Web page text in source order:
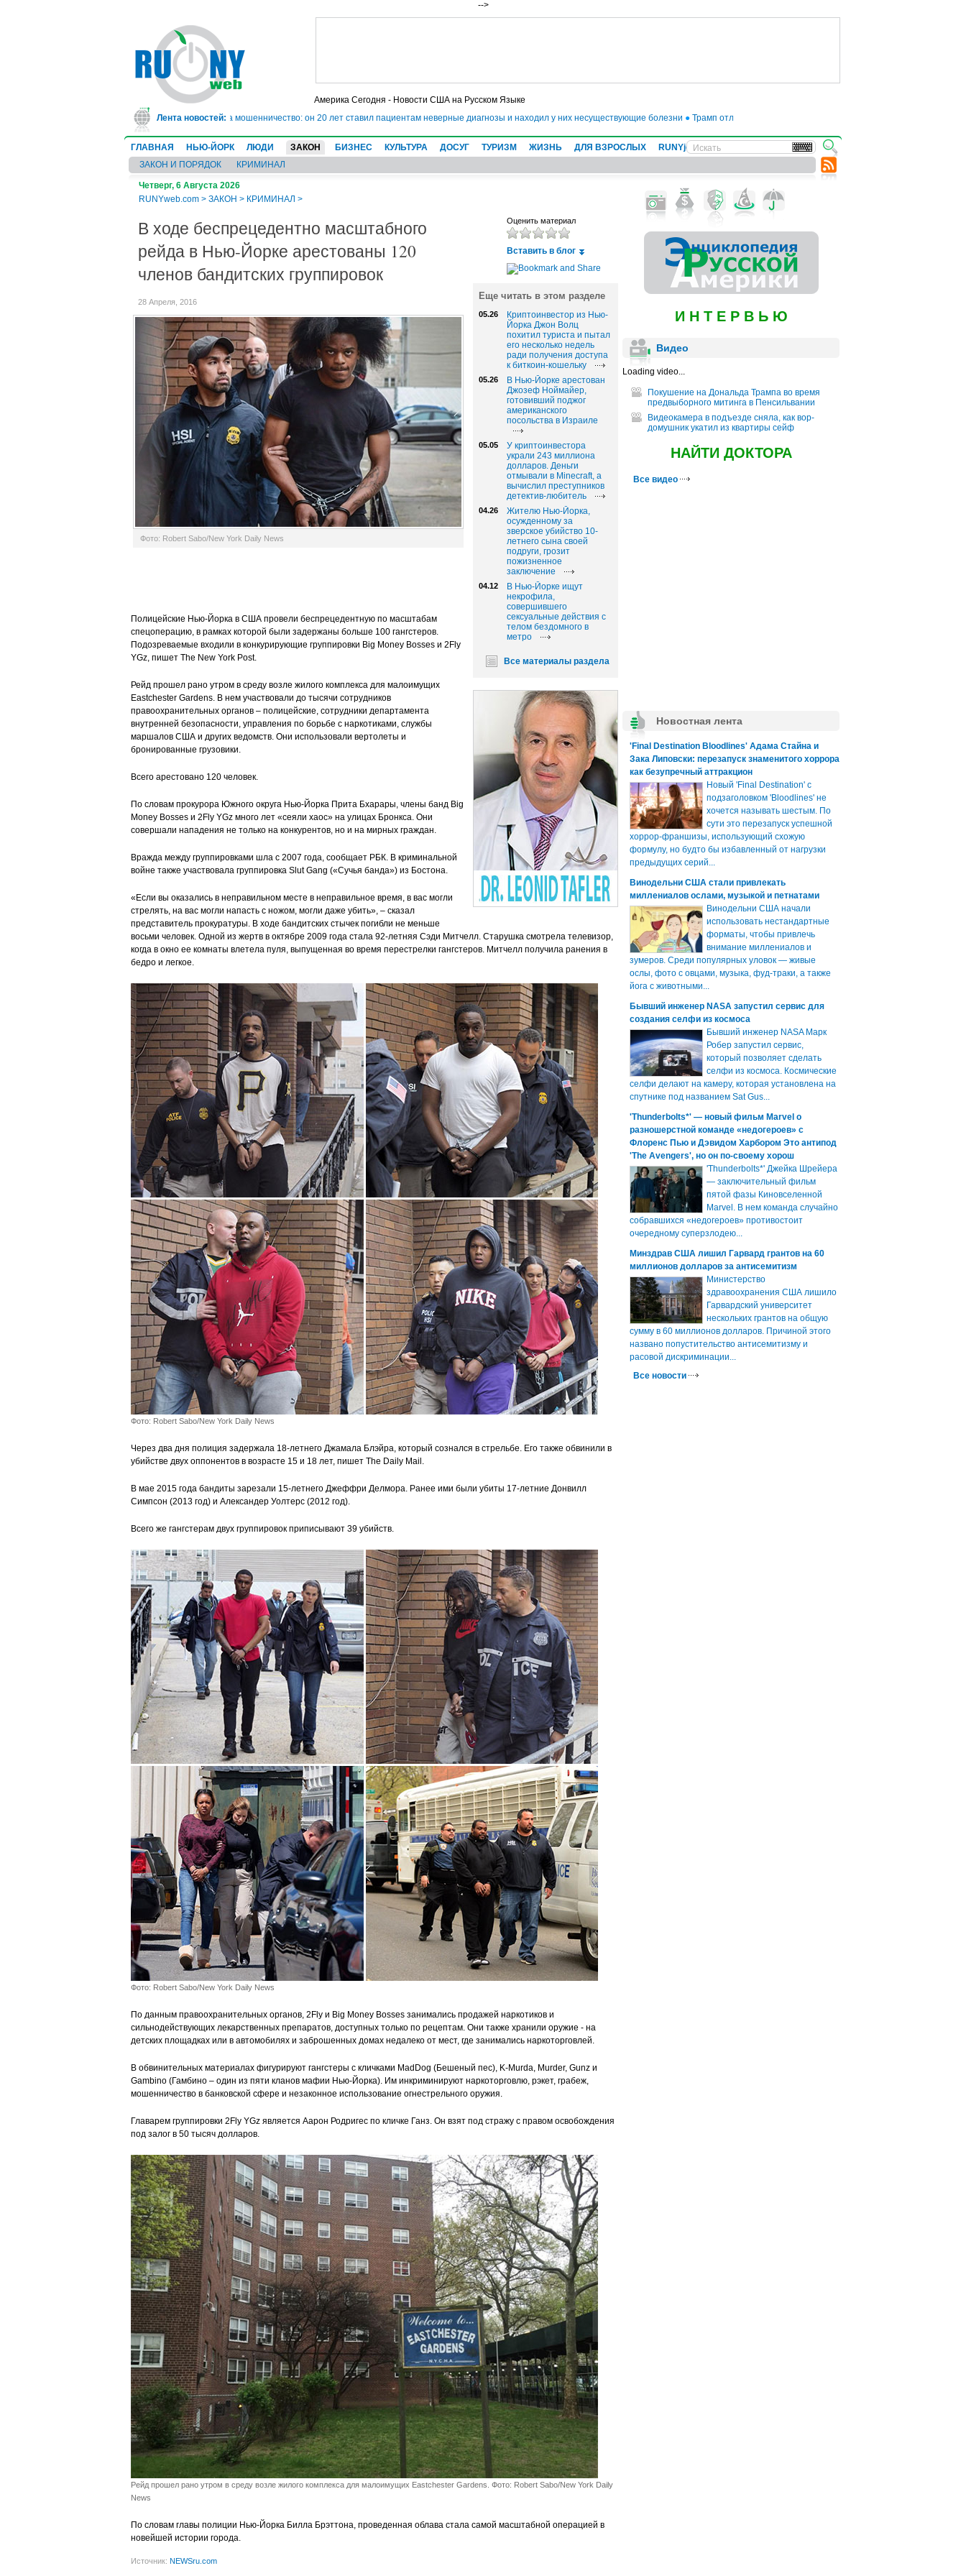
-->
Америка Сегодня - Новости США на Русском Языке
Лента новостей:
врач-ревматолог сядет в тюрьму на 10 лет за мошенничество: он 20 лет ставил пациентам неверные диагнозы и находил у них несуществующие болезни● Трамп отложил введение 50-процентных пошлин на товары из ЕС до
ГЛАВНАЯ НЬЮ-ЙОРК ЛЮДИ ЗАКОН БИЗНЕС КУЛЬТУРА ДОСУГ ТУРИЗМ ЖИЗНЬ ДЛЯ ВЗРОСЛЫХ RUNYjews
ВЕСТИ ИЗ УКРАИНЫ
ЗАКОН И ПОРЯДОК
КРИМИНАЛ
Четверг, 6 Августа 2026
RUNYweb.com > ЗАКОН > КРИМИНАЛ >
Оценить материал
Вставить в блог
Еще читать в этом разделе
05.26
Криптоинвестор из Нью-
Йорка Джон Волц
похитил туриста и пытал
его несколько недель
ради получения доступа
к биткоин-кошельку
05.26
В Нью-Йорке арестован
Джозеф Ноймайер,
готовивший поджог
американского
посольства в Израиле
05.05
У криптоинвестора
украли 243 миллиона
долларов. Деньги
отмывали в Minecraft, а
вычислил преступников
детектив-любитель
04.26
Жителю Нью-Йорка,
осужденному за
зверское убийство 10-
летнего сына своей
подруги, грозит
пожизненное
заключение
04.12
В Нью-Йорке ищут
некрофила,
совершившего
сексуальные действия с
телом бездомного в
метро
Все материалы раздела
В ходе беспрецедентно масштабного
рейда в Нью-Йорке арестованы 120
членов бандитских группировок
28 Апреля, 2016
Фото: Robert Sabo/New York Daily News
Полицейские Нью-Йорка в США провели беспрецедентную по масштабам
спецоперацию, в рамках которой были задержаны больше 100 гангстеров.
Подозреваемые входили в конкурирующие группировки Big Money Bosses и 2Fly
YGz, пишет The New York Post.
Рейд прошел рано утром в среду возле жилого комплекса для малоимущих
Eastchester Gardens. В нем участвовали до тысячи сотрудников
правоохранительных органов – полицейские, сотрудники департамента
внутренней безопасности, управления по борьбе с наркотиками, службы
маршалов США и других ведомств. Они использовали вертолеты и
бронированные грузовики.
Всего арестовано 120 человек.
По словам прокурора Южного округа Нью-Йорка Прита Бхарары, члены банд Big
Money Bosses и 2Fly YGz много лет «сеяли хаос» на улицах Бронкса. Они
совершали нападения не только на конкурентов, но и на мирных граждан.
Вражда между группировками шла с 2007 года, сообщает РБК. В криминальной
войне также участвовала группировка Slut Gang («Сучья банда») из Бостона.
«Если вы оказались в неправильном месте в неправильное время, в вас могли
стрелять, на вас могли напасть с ножом, могли даже убить», – сказал
представитель прокуратуры. В ходе бандитских стычек погибли не меньше
восьми человек. Одной из жертв в октябре 2009 года стала 92-летняя Сэди Митчелл. Старушка смотрела телевизор,
когда в окно ее комнаты влетела пуля, выпущенная во время перестрелки гангстеров. Митчелл получила ранения в
бедро и легкое.
Фото: Robert Sabo/New York Daily News
Через два дня полиция задержала 18-летнего Джамала Блэйра, который сознался в стрельбе. Его также обвинили в
убийстве двух оппонентов в возрасте 15 и 18 лет, пишет The Daily Mail.
В мае 2015 года бандиты зарезали 15-летнего Джеффри Делмора. Ранее ими были убиты 17-летние Донвилл
Симпсон (2013 год) и Александер Уолтерс (2012 год).
Всего же гангстерам двух группировок приписывают 39 убийств.
Фото: Robert Sabo/New York Daily News
По данным правоохранительных органов, 2Fly и Big Money Bosses занимались продажей наркотиков и
сильнодействующих лекарственных препаратов, доступных только по рецептам. Они также хранили оружие - на
детских площадках или в автомобилях и заброшенных домах недалеко от мест, где занимались наркоторговлей.
В обвинительных материалах фигурируют гангстеры с кличками MadDog (Бешеный пес), K-Murda, Murder, Gunz и
Gambino (Гамбино – один из пяти кланов мафии Нью-Йорка). Им инкриминируют наркоторговлю, рэкет, грабеж,
мошенничество в банковской сфере и незаконное использование огнестрельного оружия.
Главарем группировки 2Fly YGz является Аарон Родригес по кличке Ганз. Он взят под стражу с правом освобождения
под залог в 50 тысяч долларов.
Рейд прошел рано утром в среду возле жилого комплекса для малоимущих Eastchester Gardens. Фото: Robert Sabo/New York Daily
News
По словам главы полиции Нью-Йорка Билла Брэттона, проведенная облава стала самой масштабной операцией в
новейшей истории города.
Источник: NEWSru.com
И Н Т Е Р В Ь Ю
Видео
Loading video...
Покушение на Дональда Трампа во время
предвыборного митинга в Пенсильвании
Видеокамера в подъезде сняла, как вор-
домушник укатил из квартиры сейф
НАЙТИ ДОКТОРА
Все видео
Новостная лента
'Final Destination Bloodlines' Адама Стайна и
Зака Липовски: перезапуск знаменитого хоррора
как безупречный аттракцион
Новый 'Final Destination' с
подзаголовком 'Bloodlines' не
хочется называть шестым. По
сути это перезапуск успешной
хоррор-франшизы, использующий схожую
формулу, но будто бы избавленный от нагрузки
предыдущих серий...
Винодельни США стали привлекать
миллениалов ослами, музыкой и петнатами
Винодельни США начали
использовать нестандартные
форматы, чтобы привлечь
внимание миллениалов и
зумеров. Среди популярных уловок — живые
ослы, фото с овцами, музыка, фуд-траки, а также
йога с животными...
Бывший инженер NASA запустил сервис для
создания селфи из космоса
Бывший инженер NASA Марк
Робер запустил сервис,
который позволяет сделать
селфи из космоса. Космические
селфи делают на камеру, которая установлена на
спутнике под названием Sat Gus...
'Thunderbolts*' — новый фильм Marvel о
разношерстной команде «недогероев» с
Флоренс Пью и Дэвидом Харбором Это антипод
'The Avengers', но он по-своему хорош
'Thunderbolts*' Джейка Шрейера
— заключительный фильм
пятой фазы Киновселенной
Marvel. В нем команда случайно
собравшихся «недогероев» противостоит
очередному суперзлодею...
Минздрав США лишил Гарвард грантов на 60
миллионов долларов за антисемитизм
Министерство
здравоохранения США лишило
Гарвардский университет
нескольких грантов на общую
сумму в 60 миллионов долларов. Причиной этого
названо попустительство антисемитизму и
расовой дискриминации...
Все новости